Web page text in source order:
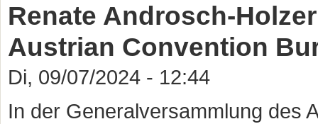
Renate Androsch-
Austrian Convention
Di, 09/07/2024 - 12:44
In der Generalversammlung des